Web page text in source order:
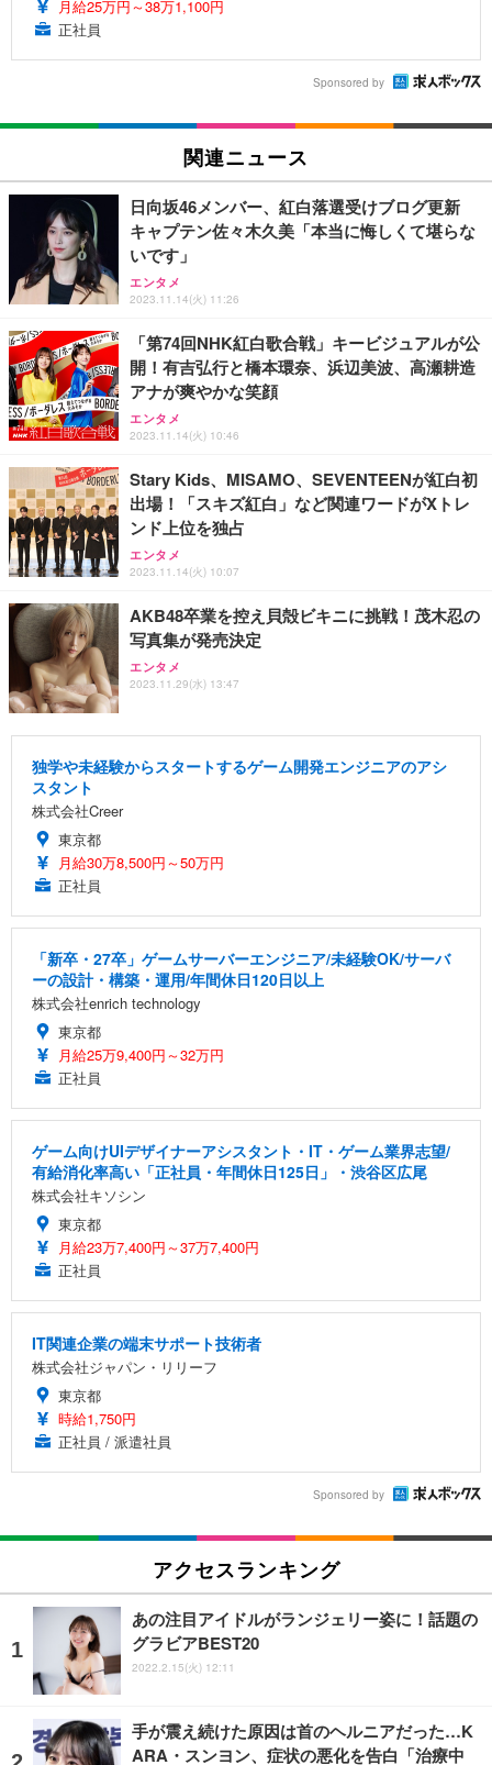
月給25万円～38万1,100円
正社員
Sponsored by
関連ニュース
日向坂46メンバー、紅白落選受けブログ更新
キャプテン佐々木久美「本当に悔しくて堪らな
いです」
エンタメ
2023.11.14(火) 11:26
「第74回NHK紅白歌合戦」キービジュアルが公
開！有吉弘行と橋本環奈、浜辺美波、高瀬耕造
アナが爽やかな笑顔
エンタメ
2023.11.14(火) 10:46
Stary Kids、MISAMO、SEVENTEENが紅白初
出場！「スキズ紅白」など関連ワードがXトレ
ンド上位を独占
エンタメ
2023.11.14(火) 10:07
AKB48卒業を控え貝殻ビキニに挑戦！茂木忍の
写真集が発売決定
エンタメ
2023.11.29(水) 13:47
独学や未経験からスタートするゲーム開発エンジニアのアシ
スタント
株式会社Creer
東京都
月給30万8,500円～50万円
正社員
「新卒・27卒」ゲームサーバーエンジニア/未経験OK/サーバ
ーの設計・構築・運用/年間休日120日以上
株式会社enrich technology
東京都
月給25万9,400円～32万円
正社員
ゲーム向けUIデザイナーアシスタント・IT・ゲーム業界志望/
有給消化率高い「正社員・年間休日125日」・渋谷区広尾
株式会社キソシン
東京都
月給23万7,400円～37万7,400円
正社員
IT関連企業の端末サポート技術者
株式会社ジャパン・リリーフ
東京都
時給1,750円
正社員 / 派遣社員
Sponsored by
アクセスランキング
あの注目アイドルがランジェリー姿に！話題の
グラビアBEST20
2022.2.15(火) 12:11
手が震え続けた原因は首のヘルニアだった…K
ARA・スンヨン、症状の悪化を告白「治療中